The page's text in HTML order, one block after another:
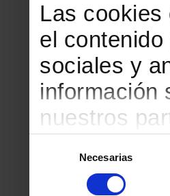
Las cookies
el
sociales y
información
nuestros
que les
consentimiento
Necesarias